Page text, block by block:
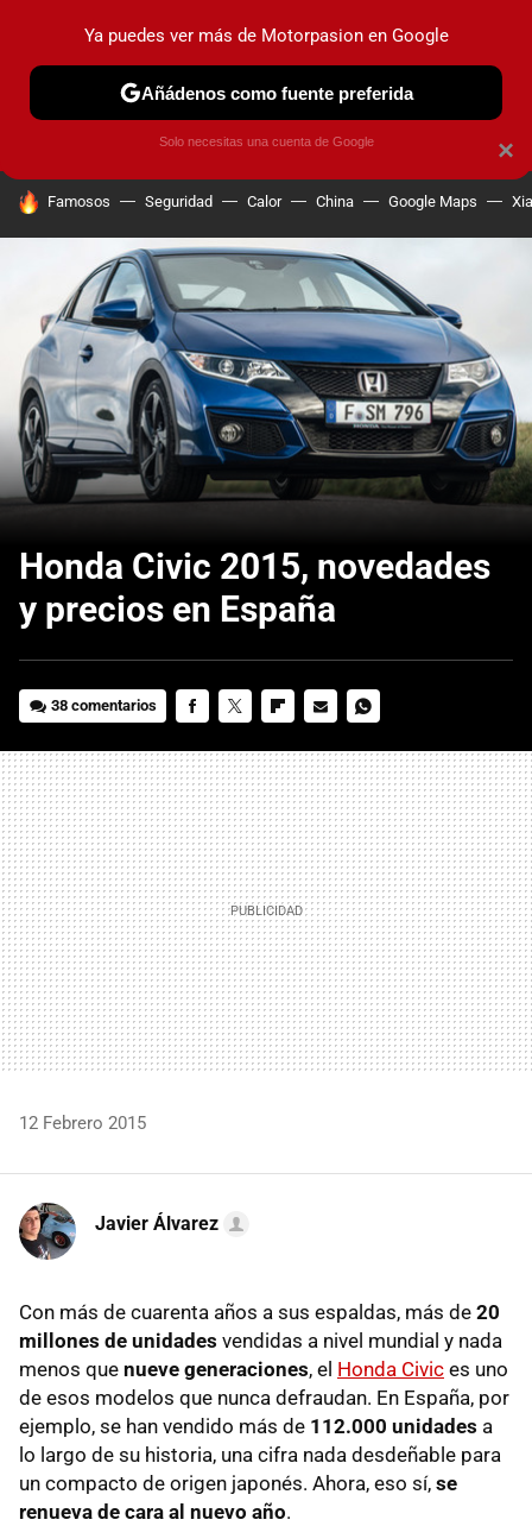
PRUEBAS COCHES ELÉCTRICOS OBSERVATORIO
HOY SE HABLA DE
Famosos Seguridad Calor China Google Maps
Honda Civic 2015, novedades
y precios en España
38 comentarios
MAIL
12 Febrero 2015
Javier Álvarez
Con más de cuarenta años a sus espaldas, más de 20
millones de unidades vendidas a nivel mundial y nada
menos que nueve generaciones, el Honda Civic es uno
de esos modelos que nunca defraudan. En España, por
ejemplo, se han vendido más de 112.000 unidades a
lo largo de su historia, una cifra nada desdeñable para
un compacto de origen japonés. Ahora, eso sí, se
renueva de cara al nuevo año.
×
Ya puedes ver más de Motorpasion en Google
Añádenos como fuente preferida
Solo necesitas una cuenta de Google